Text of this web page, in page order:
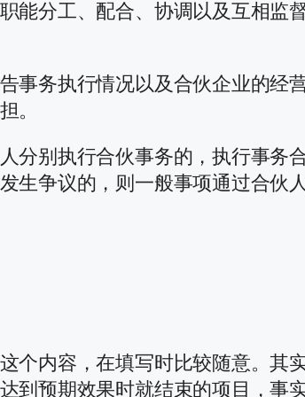
能分工、配合、协调以及互相监
事务执行情况以及合伙企业的经
。
分别执行合伙事务的，执行事务
生争议的，则一般事项通过合伙
个内容，在填写时比较随意。其
到预期效果时就结束的项目，事